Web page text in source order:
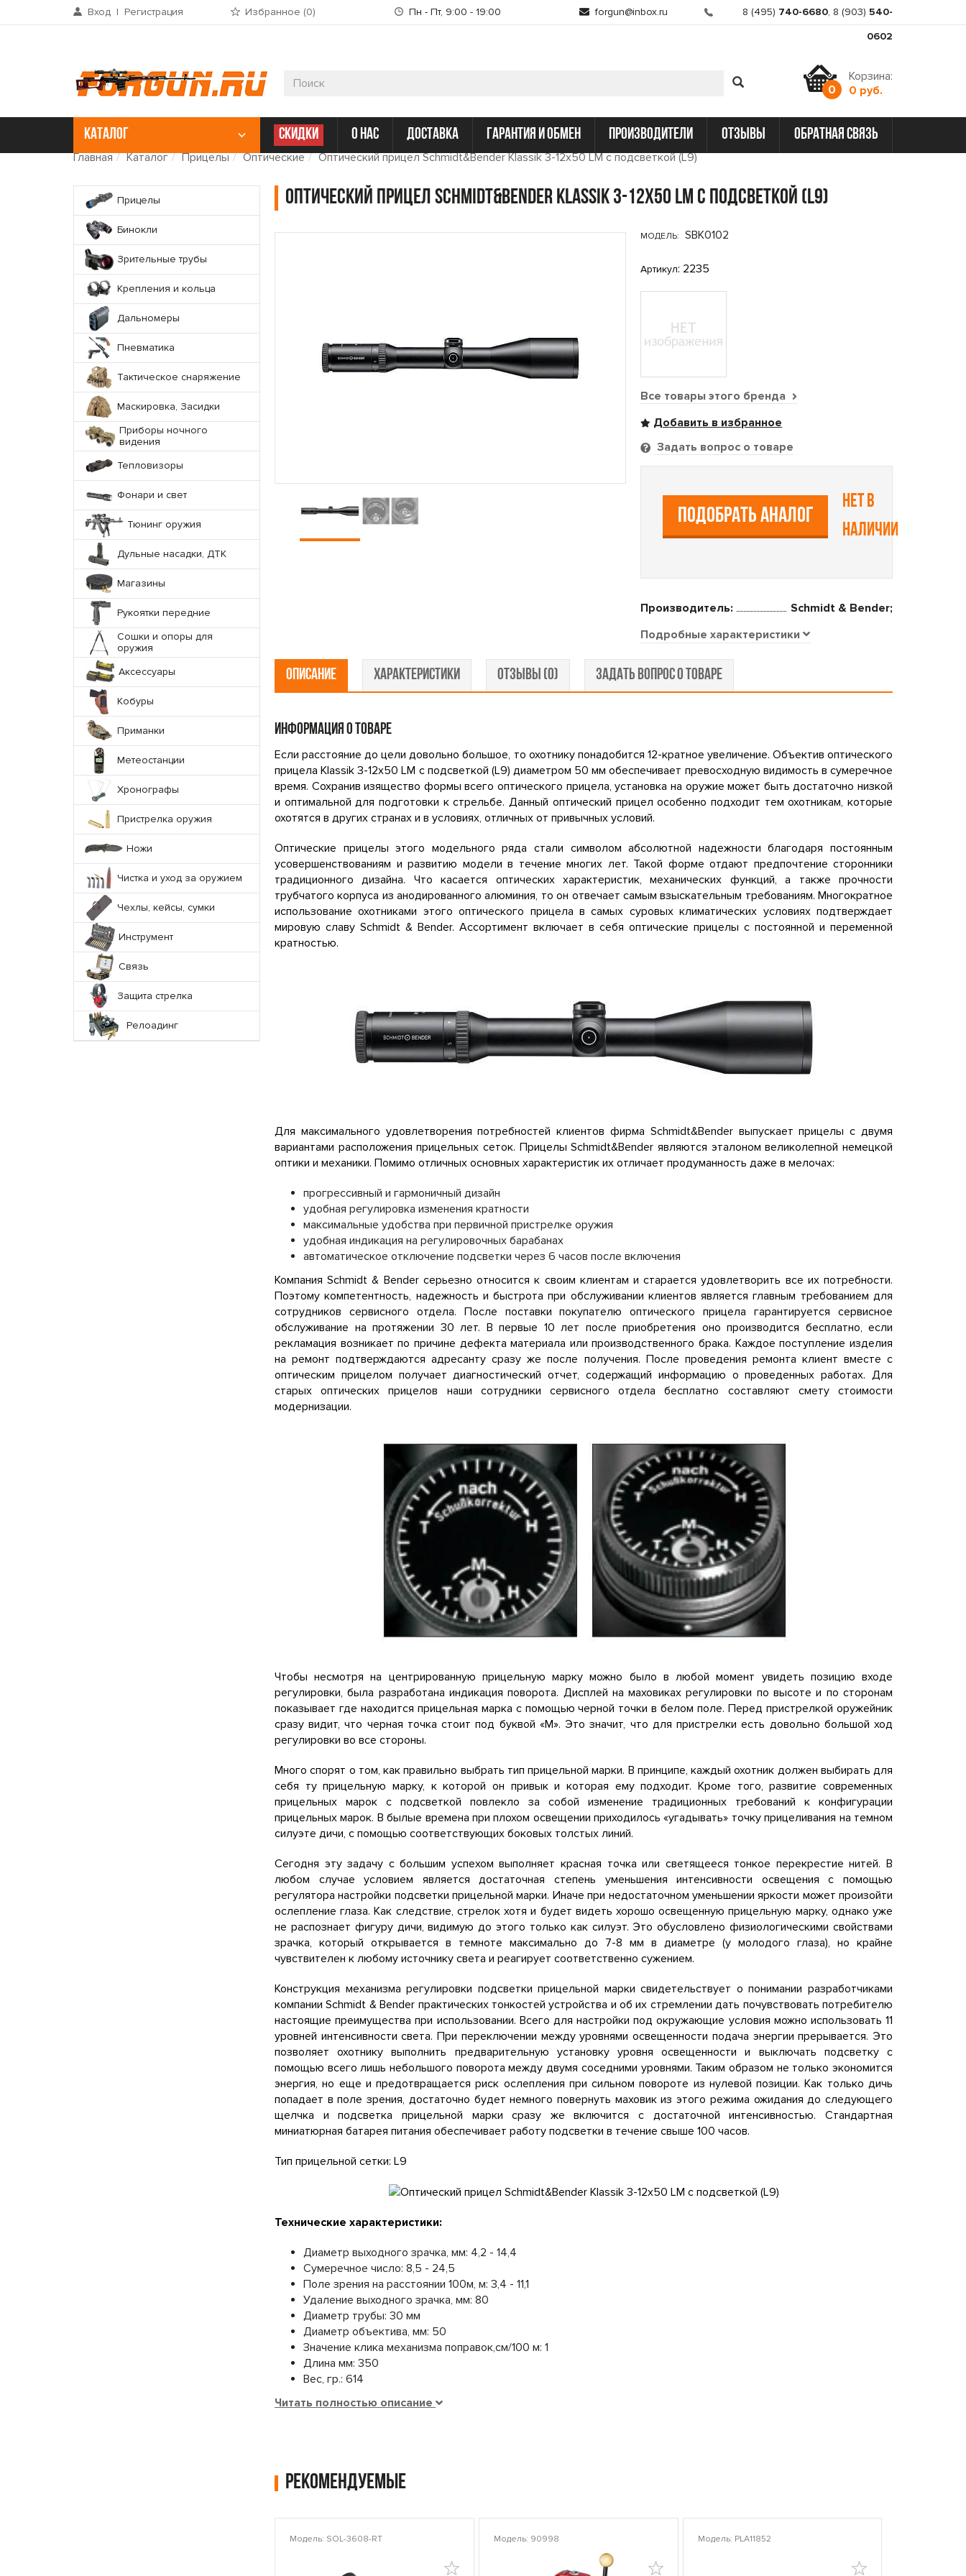
Вход | Регистрация Избранное (0) Пн - Пт, 9:00 - 19:00 forgun@inbox.ru 8 (495) 740-6680, 8 (903) 540-
0602
0
Корзина:
0 руб.
КАТАЛОГ СКИДКИ о нас доставка гарантия и обмен производители отзывы обратная связь
Главная Каталог Прицелы Оптические Оптический прицел Schmidt&Bender Klassik 3-12x50 LM с подсветкой (L9)
Прицелы
Бинокли
Зрительные трубы
Крепления и кольца
Дальномеры
Пневматика
Тактическое снаряжение
Маскировка, Засидки
Приборы ночного
видения
Тепловизоры
Фонари и свет
Тюнинг оружия
Дульные насадки, ДТК
Магазины
Рукоятки передние
Сошки и опоры для
оружия
Аксессуары
Кобуры
Приманки
Метеостанции
Хронографы
Пристрелка оружия
Ножи
Чистка и уход за оружием
Чехлы, кейсы, сумки
Инструмент
Связь
Защита стрелка
Релоадинг
Оптический прицел Schmidt&Bender Klassik 3-12x50 LM с подсветкой (L9)
МОДЕЛЬ: SBK0102
Артикул: 2235
Все товары этого бренда
Задать вопрос о товаре
ПОДОБРАТЬ АНАЛОГ
Нет в
наличии
Производитель:
Schmidt & Bender;
Подробные характеристики
ОПИСАНИЕ ХАРАКТЕРИСТИКИ ОТЗЫВЫ (0) ЗАДАТЬ ВОПРОС О ТОВАРЕ
ИНФОРМАЦИЯ О ТОВАРЕ
Если расстояние до цели довольно большое, то охотнику понадобится 12-кратное увеличение. Объектив оптического
прицела Klassik 3-12x50 LM с подсветкой (L9) диаметром 50 мм обеспечивает превосходную видимость в сумеречное
время. Сохранив изящество формы всего оптического прицела, установка на оружие может быть достаточно низкой
и оптимальной для подготовки к стрельбе. Данный оптический прицел особенно подходит тем охотникам, которые
охотятся в других странах и в условиях, отличных от привычных условий.
Оптические прицелы этого модельного ряда стали символом абсолютной надежности благодаря постоянным
усовершенствованиям и развитию модели в течение многих лет. Такой форме отдают предпочтение сторонники
традиционного дизайна. Что касается оптических характеристик, механических функций, а также прочности
трубчатого корпуса из анодированного алюминия, то он отвечает самым взыскательным требованиям. Многократное
использование охотниками этого оптического прицела в самых суровых климатических условиях подтверждает
мировую славу Schmidt & Bender. Ассортимент включает в себя оптические прицелы с постоянной и переменной
кратностью.
Для максимального удовлетворения потребностей клиентов фирма Schmidt&Bender выпускает прицелы с двумя
вариантами расположения прицельных сеток. Прицелы Schmidt&Bender являются эталоном великолепной немецкой
оптики и механики. Помимо отличных основных характеристик их отличает продуманность даже в мелочах:
прогрессивный и гармоничный дизайн
удобная регулировка изменения кратности
максимальные удобства при первичной пристрелке оружия
удобная индикация на регулировочных барабанах
автоматическое отключение подсветки через 6 часов после включения
Компания Schmidt & Bender серьезно относится к своим клиентам и старается удовлетворить все их потребности.
Поэтому компетентность, надежность и быстрота при обслуживании клиентов является главным требованием для
сотрудников сервисного отдела. После поставки покупателю оптического прицела гарантируется сервисное
обслуживание на протяжении 30 лет. В первые 10 лет после приобретения оно производится бесплатно, если
рекламация возникает по причине дефекта материала или производственного брака. Каждое поступление изделия
на ремонт подтверждаются адресанту сразу же после получения. После проведения ремонта клиент вместе с
оптическим прицелом получает диагностический отчет, содержащий информацию о проведенных работах. Для
старых оптических прицелов наши сотрудники сервисного отдела бесплатно составляют смету стоимости
модернизации.
Чтобы несмотря на центрированную прицельную марку можно было в любой момент увидеть позицию входе
регулировки, была разработана индикация поворота. Дисплей на маховиках регулировки по высоте и по сторонам
показывает где находится прицельная марка с помощью черной точки в белом поле. Перед пристрелкой оружейник
сразу видит, что черная точка стоит под буквой «М». Это значит, что для пристрелки есть довольно большой ход
регулировки во все стороны.
Много спорят о том, как правильно выбрать тип прицельной марки. В принципе, каждый охотник должен выбирать для
себя ту прицельную марку, к которой он привык и которая ему подходит. Кроме того, развитие современных
прицельных марок с подсветкой повлекло за собой изменение традиционных требований к конфигурации
прицельных марок. В былые времена при плохом освещении приходилось «угадывать» точку прицеливания на темном
силуэте дичи, с помощью соответствующих боковых толстых линий.
Сегодня эту задачу с большим успехом выполняет красная точка или светящееся тонкое перекрестие нитей. В
любом случае условием является достаточная степень уменьшения интенсивности освещения с помощью
регулятора настройки подсветки прицельной марки. Иначе при недостаточном уменьшении яркости может произойти
ослепление глаза. Как следствие, стрелок хотя и будет видеть хорошо освещенную прицельную марку, однако уже
не распознает фигуру дичи, видимую до этого только как силуэт. Это обусловлено физиологическими свойствами
зрачка, который открывается в темноте максимально до 7-8 мм в диаметре (у молодого глаза), но крайне
чувствителен к любому источнику света и реагирует соответственно сужением.
Конструкция механизма регулировки подсветки прицельной марки свидетельствует о понимании разработчиками
компании Schmidt & Bender практических тонкостей устройства и об их стремлении дать почувствовать потребителю
настоящие преимущества при использовании. Всего для настройки под окружающие условия можно использовать 11
уровней интенсивности света. При переключении между уровнями освещенности подача энергии прерывается. Это
позволяет охотнику выполнить предварительную установку уровня освещенности и выключать подсветку с
помощью всего лишь небольшого поворота между двумя соседними уровнями. Таким образом не только экономится
энергия, но еще и предотвращается риск ослепления при сильном повороте из нулевой позиции. Как только дичь
попадает в поле зрения, достаточно будет немного повернуть маховик из этого режима ожидания до следующего
щелчка и подсветка прицельной марки сразу же включится с достаточной интенсивностью. Стандартная
миниатюрная батарея питания обеспечивает работу подсветки в течение свыше 100 часов.
Тип прицельной сетки: L9
Технические характеристики:
Диаметр выходного зрачка, мм: 4,2 - 14,4
Сумеречное число: 8,5 - 24,5
Поле зрения на расстоянии 100м, м: 3,4 - 11,1
Удаление выходного зрачка, мм: 80
Диаметр трубы: 30 мм
Диаметр объектива, мм: 50
Значение клика механизма поправок,см/100 м: 1
Длина мм: 350
Вес, гр.: 614
Читать полностью описание
Рекомендуемые
Модель: SOL-3608-RT Модель: 90998 Модель: PLA11852